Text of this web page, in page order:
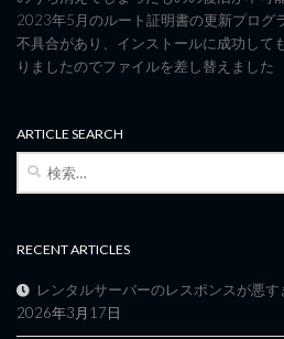
2023年5月のルート証明書の更新プログ
不具合があり、インストールに成功して
りましたのでファイルを差し替えました
ARTICLE SEARCH
検
RECENT ARTICLES
レンタルサーバーのレスポンスが悪
2026年3月17日